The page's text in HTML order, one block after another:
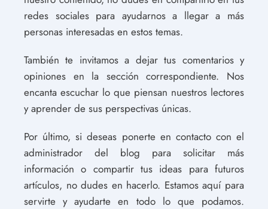
redes sociales para ayudarnos a llegar a más
personas interesadas en estos temas.
También te invitamos a dejar tus comentarios y
opiniones en la sección correspondiente. Nos
encanta escuchar lo que piensan nuestros lectores
y aprender de sus perspectivas únicas.
Por último, si deseas ponerte en contacto con el
administrador del blog para solicitar más
información o compartir tus ideas para futuros
artículos, no dudes en hacerlo. Estamos aquí para
servirte y ayudarte en todo lo que podamos.